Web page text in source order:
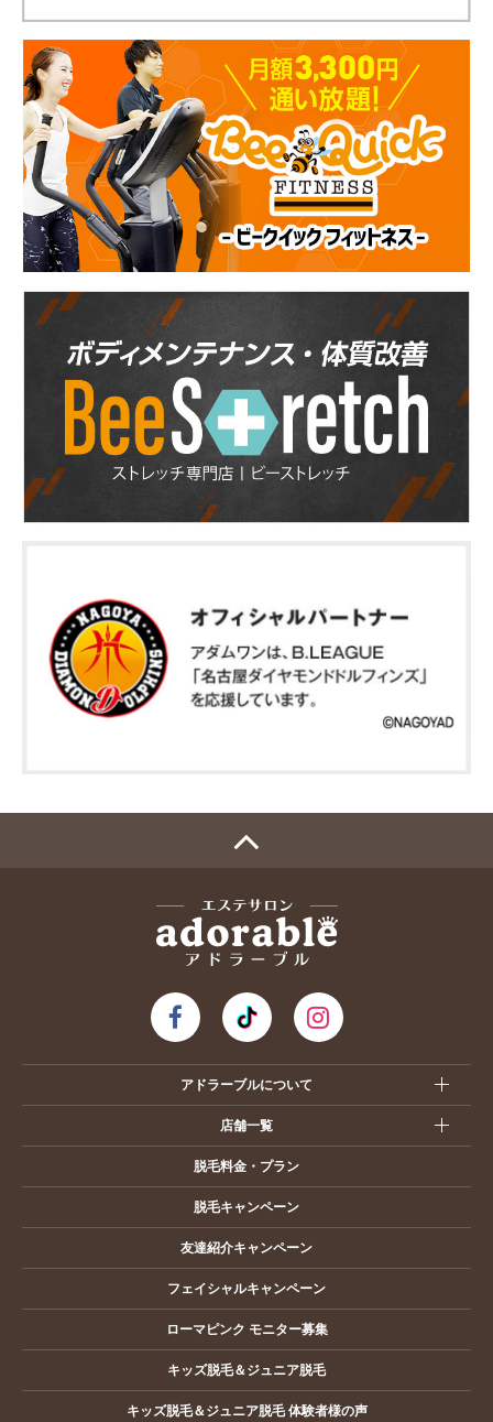
アドラーブルについて
店舗一覧
脱毛料金・プラン
脱毛キャンペーン
友達紹介キャンペーン
フェイシャルキャンペーン
ローマピンク モニター募集
キッズ脱毛＆ジュニア脱毛
キッズ脱毛＆ジュニア脱毛 体験者様の声